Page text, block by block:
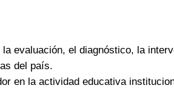
evaluación, el diagnóstico, la
del país.
en la actividad educativa